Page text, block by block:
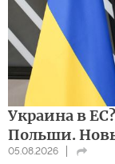
Украина в
Польши.
05.08.2026